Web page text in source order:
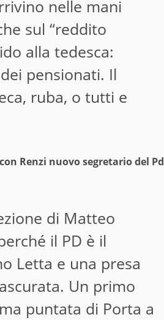
nelle mani
sul “reddito
alla tedesca:
pensionati. Il
ruba, o tutti e
Renzi nuovo segretario del Pd
di Matteo
il PD è il
Letta e una presa
Un primo
puntata di Porta a